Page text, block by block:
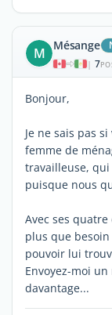
M Mésange
| 7
Bonjour,
Je ne sais pas
femme de
travailleuse,
puisque nous
Avec ses
plus que
pouvoir lui
Envoyez-moi
davantage...